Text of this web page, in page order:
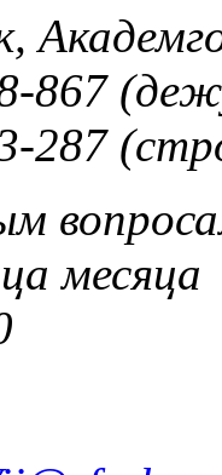
867
287
месяца